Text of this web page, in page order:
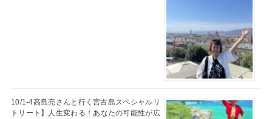
10/1-4高島亮さんと行く宮古島スペシャルリ
トリート】人生変わる！あなたの可能性が広